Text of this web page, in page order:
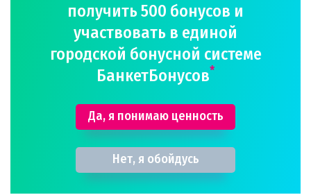
получить 500 бонусов и
участвовать в единой
городской бонусной системе
БанкетБонусов*
Да, я понимаю ценность
Нет, я обойдусь